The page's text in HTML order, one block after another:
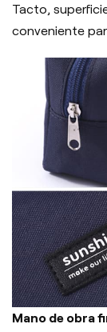
Tacto,
conveniente
Mano de obra